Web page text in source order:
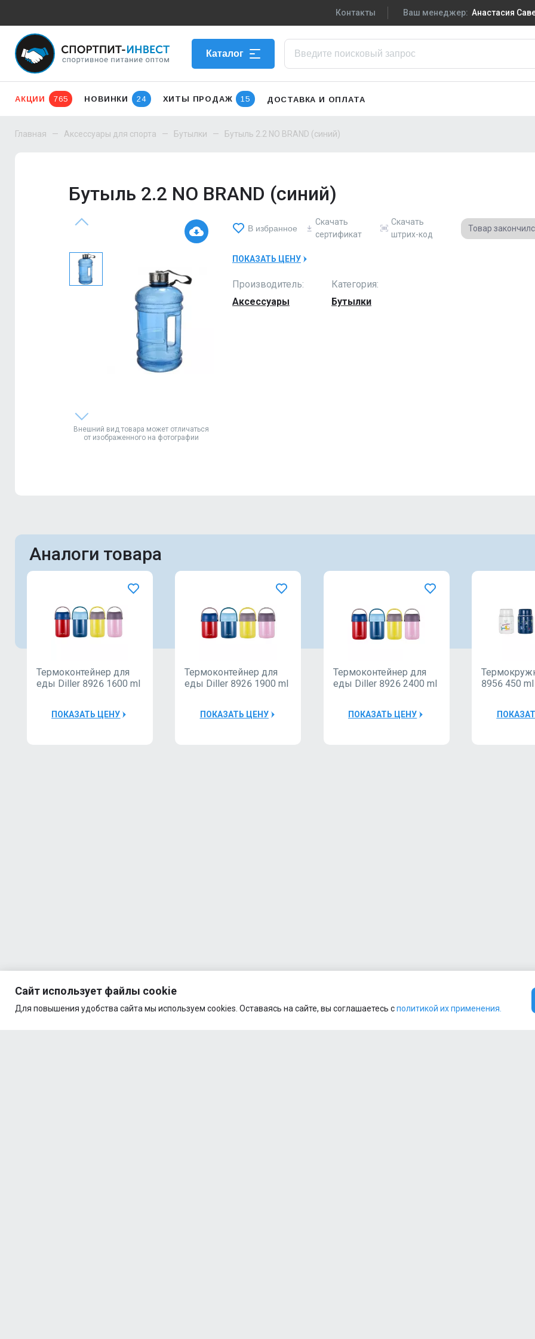
Контакты Ваш менеджер: Анастасия
+7-910-719-29-
Написать в VK
Каталог
АКЦИИ 765 НОВИНКИ 24 ХИТЫ ПРОДАЖ 15 ДОСТАВКА И ОПЛАТА
Главная Аксессуары для спорта Бутылки Бутыль 2.2 NO BRAND (синий)
Бутыль 2.2 NO BRAND (синий)
Внешний вид товара может отличаться
от изображенного на фотографии
В избранное
Скачать
сертификат
Скачать
штрих-код
ПОКАЗАТЬ ЦЕНУ
Производитель:
Аксессуары
Категория:
Бутылки
Товар
Аналоги товара
Термоконтейнер для
еды Diller 8926 1600 ml
ПОКАЗАТЬ ЦЕНУ
Термоконтейнер для
еды Diller 8926 1900 ml
ПОКАЗАТЬ ЦЕНУ
Термоконтейнер для
еды Diller 8926 2400 ml
ПОКАЗАТЬ ЦЕНУ
8956 450 ml
Сайт использует файлы cookie
Для повышения удобства сайта мы используем cookies. Оставаясь на сайте, вы соглашаетесь сполитикой их применения.